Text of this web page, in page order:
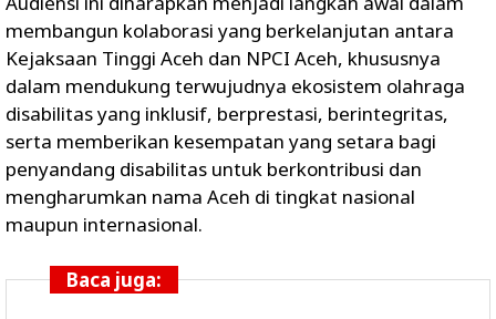
membangun kolaborasi yang berkelanjutan antara
Kejaksaan Tinggi Aceh dan NPCI Aceh, khususnya
dalam mendukung terwujudnya ekosistem olahraga
disabilitas yang inklusif, berprestasi, berintegritas,
serta memberikan kesempatan yang setara bagi
penyandang disabilitas untuk berkontribusi dan
mengharumkan nama Aceh di tingkat nasional
maupun internasional.
Baca juga: